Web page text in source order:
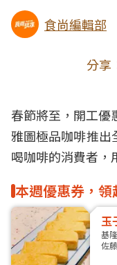
食尚編輯部
分享
春節將至，開工
雅圖極品咖啡推出
喝咖啡的消費者，
本週優惠券，領
玉
基
佐